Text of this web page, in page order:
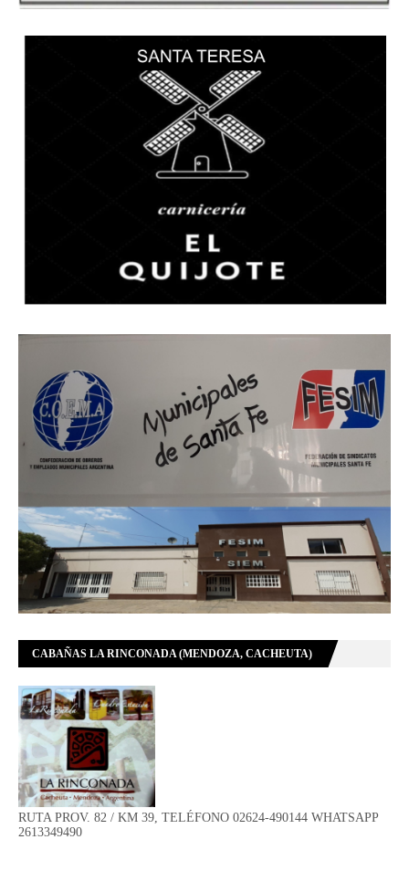
CABAÑAS LA RINCONADA (MENDOZA, CACHEUTA)
RUTA PROV. 82 / KM 39, TELÉFONO 02624-490144 WHATSAPP
2613349490